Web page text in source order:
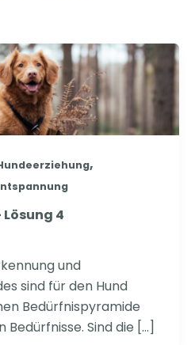
,
4
und
sind für den Hund
Bedürfnispyramide
Sind die […]